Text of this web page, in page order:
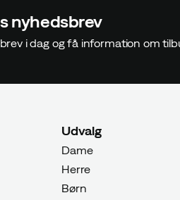
nyhedsbrev
i dag og få information om
Udvalg
Dame
Herre
Børn